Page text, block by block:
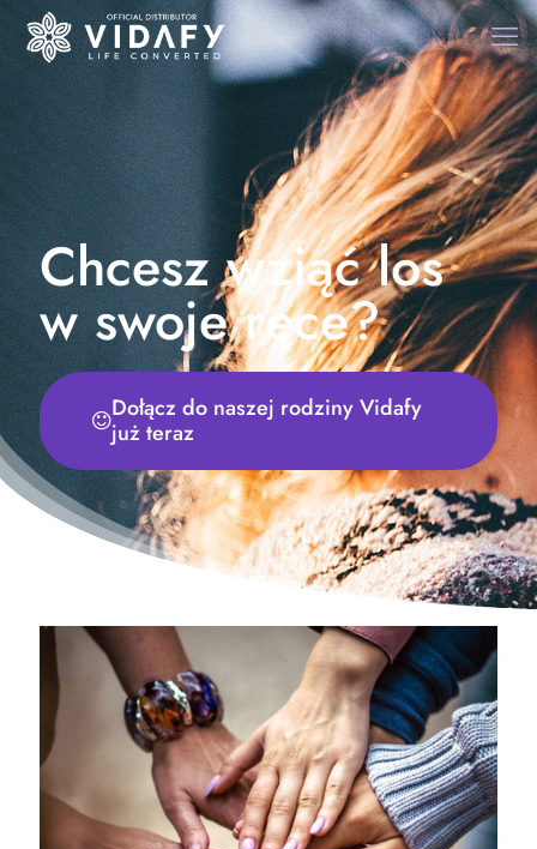
Chcesz wziąć los
w swoje ręce?
Dołącz do naszej rodziny Vidafy
już teraz